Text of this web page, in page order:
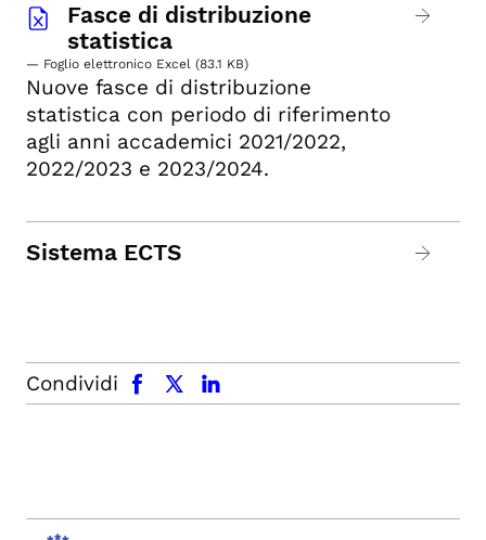
Fasce di distribuzione
statistica
— Foglio elettronico Excel (83.1 KB)
Nuove fasce di distribuzione
statistica con periodo di riferimento
agli anni accademici 2021/2022,
2022/2023 e 2023/2024.
Sistema ECTS
Condividi
facebook x.com linkedin